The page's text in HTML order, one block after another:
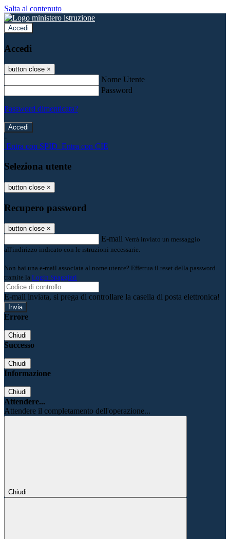
Salta al contenuto
Accedi
Accedi
button close ×
Nome Utente
Password
Password dimenticata?
-
Entra con SPID Entra con CIE
Seleziona utente
button close ×
Recupero password
button close ×
E-mail Verrà inviato un messaggio
all'indirizzo indicato con le istruzioni necessarie.
Non hai una e-mail associata al nome utente? Effettua il reset della password
tramite la Login Spaggiari
E-mail inviata, si prega di controllare la casella di posta elettronica!
Errore
Chiudi
Successo
Chiudi
Informazione
Chiudi
Attendere...
Attendere il completamento dell'operazione...
Chiudi